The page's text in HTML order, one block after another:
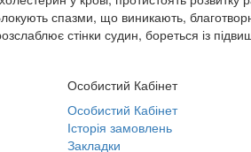
спазми, що виникають,
стінки судин, бореться із
Особистий Кабінет
Особистий Кабінет
Історія замовлень
Закладки